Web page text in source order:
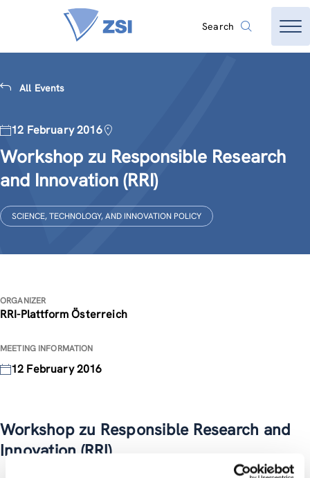
Search
All Events
12 February 2016
Workshop zu Responsible Research
and Innovation (RRI)
SCIENCE, TECHNOLOGY, AND INNOVATION POLICY
ORGANIZER
RRI-Plattform Österreich
MEETING INFORMATION
12 February 2016
Workshop zu Responsible Research and
Innovation (RRI)